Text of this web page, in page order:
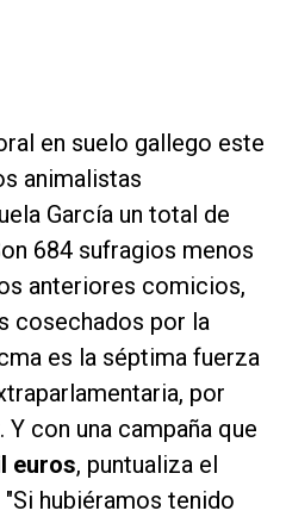
en suelo gallego este
animalistas
García un total de
684 sufragios menos
anteriores comicios,
cosechados por la
es la séptima fuerza
por
con una campaña que
euros, puntualiza el
hubiéramos tenido